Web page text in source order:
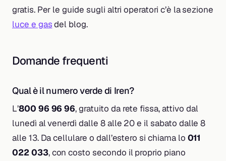
gratis. Per le guide sugli altri operatori c’è la sezione
luce e gasdel blog.
Domande frequenti
Qual è il numero verde di Iren?
L’800 96 96 96, gratuito da rete fissa, attivo dal
lunedì al venerdì dalle 8 alle 20 e il sabato dalle 8
alle 13. Da cellulare o dall’estero si chiama lo 011
022 033, con costo secondo il proprio piano